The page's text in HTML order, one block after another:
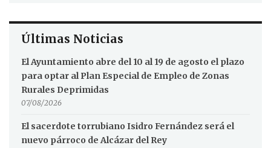
Últimas Noticias
El Ayuntamiento abre del 10 al 19 de agosto el plazo
para optar al Plan Especial de Empleo de Zonas
Rurales Deprimidas
07/08/2026
El sacerdote torrubiano Isidro Fernández será el
nuevo párroco de Alcázar del Rey